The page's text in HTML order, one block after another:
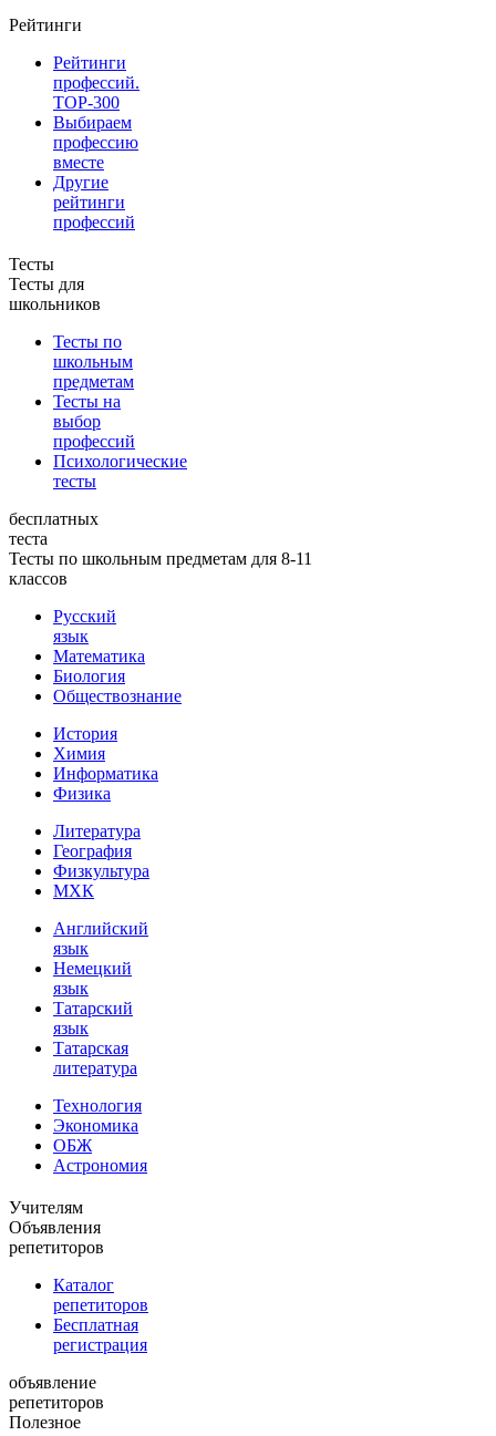
Рейтинги
Рейтинги
профессий.
TOP-300
Выбираем
профессию
вместе
Другие
рейтинги
профессий
Тесты
Тесты для
школьников
Тесты по
школьным
предметам
Тесты на
выбор
профессий
Психологические
тесты
бесплатных
теста
Тесты по школьным предметам для 8-11
классов
Русский
язык
Математика
Биология
Обществознание
История
Химия
Информатика
Физика
Литература
География
Физкультура
МХК
Английский
язык
Немецкий
язык
Татарский
язык
Татарская
литература
Технология
Экономика
ОБЖ
Астрономия
Учителям
Объявления
репетиторов
Каталог
репетиторов
Бесплатная
регистрация
объявление
репетиторов
Полезное